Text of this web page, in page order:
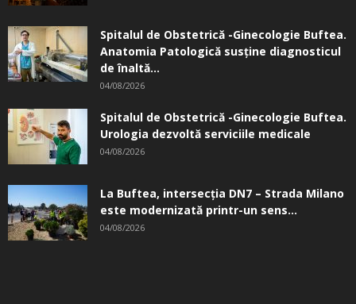
Spitalul de Obstetrică -Ginecologie Buftea.
Anatomia Patologică susţine diagnosticul
de înaltă...
04/08/2026
Spitalul de Obstetrică -Ginecologie Buftea.
Urologia dezvoltă serviciile medicale
04/08/2026
La Buftea, intersecţia DN7 – Strada Milano
este modernizată printr-un sens...
04/08/2026